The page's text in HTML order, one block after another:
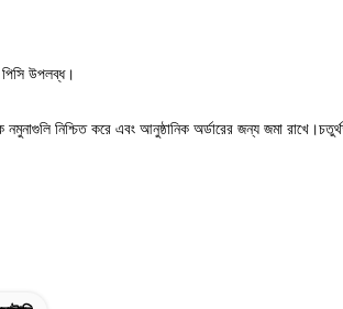
উপলব্ধ।
নিশ্চিত করে এবং আনুষ্ঠানিক অর্ডারের জন্য জমা